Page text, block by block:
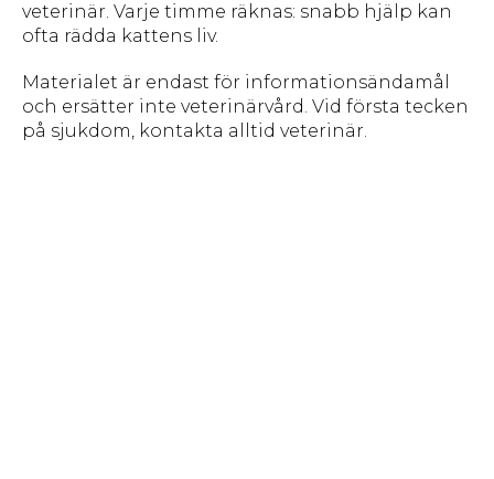
veterinär. Varje timme räknas: snabb hjälp kan
ofta rädda kattens liv.
Materialet är endast för informationsändamål
och ersätter inte veterinärvård. Vid första tecken
på sjukdom, kontakta alltid veterinär.